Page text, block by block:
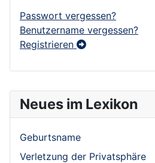
Neues im Lexikon
Geburtsname
Verletzung der Privatsphäre
Passwort vergessen?
Benutzername vergessen?
Registrieren